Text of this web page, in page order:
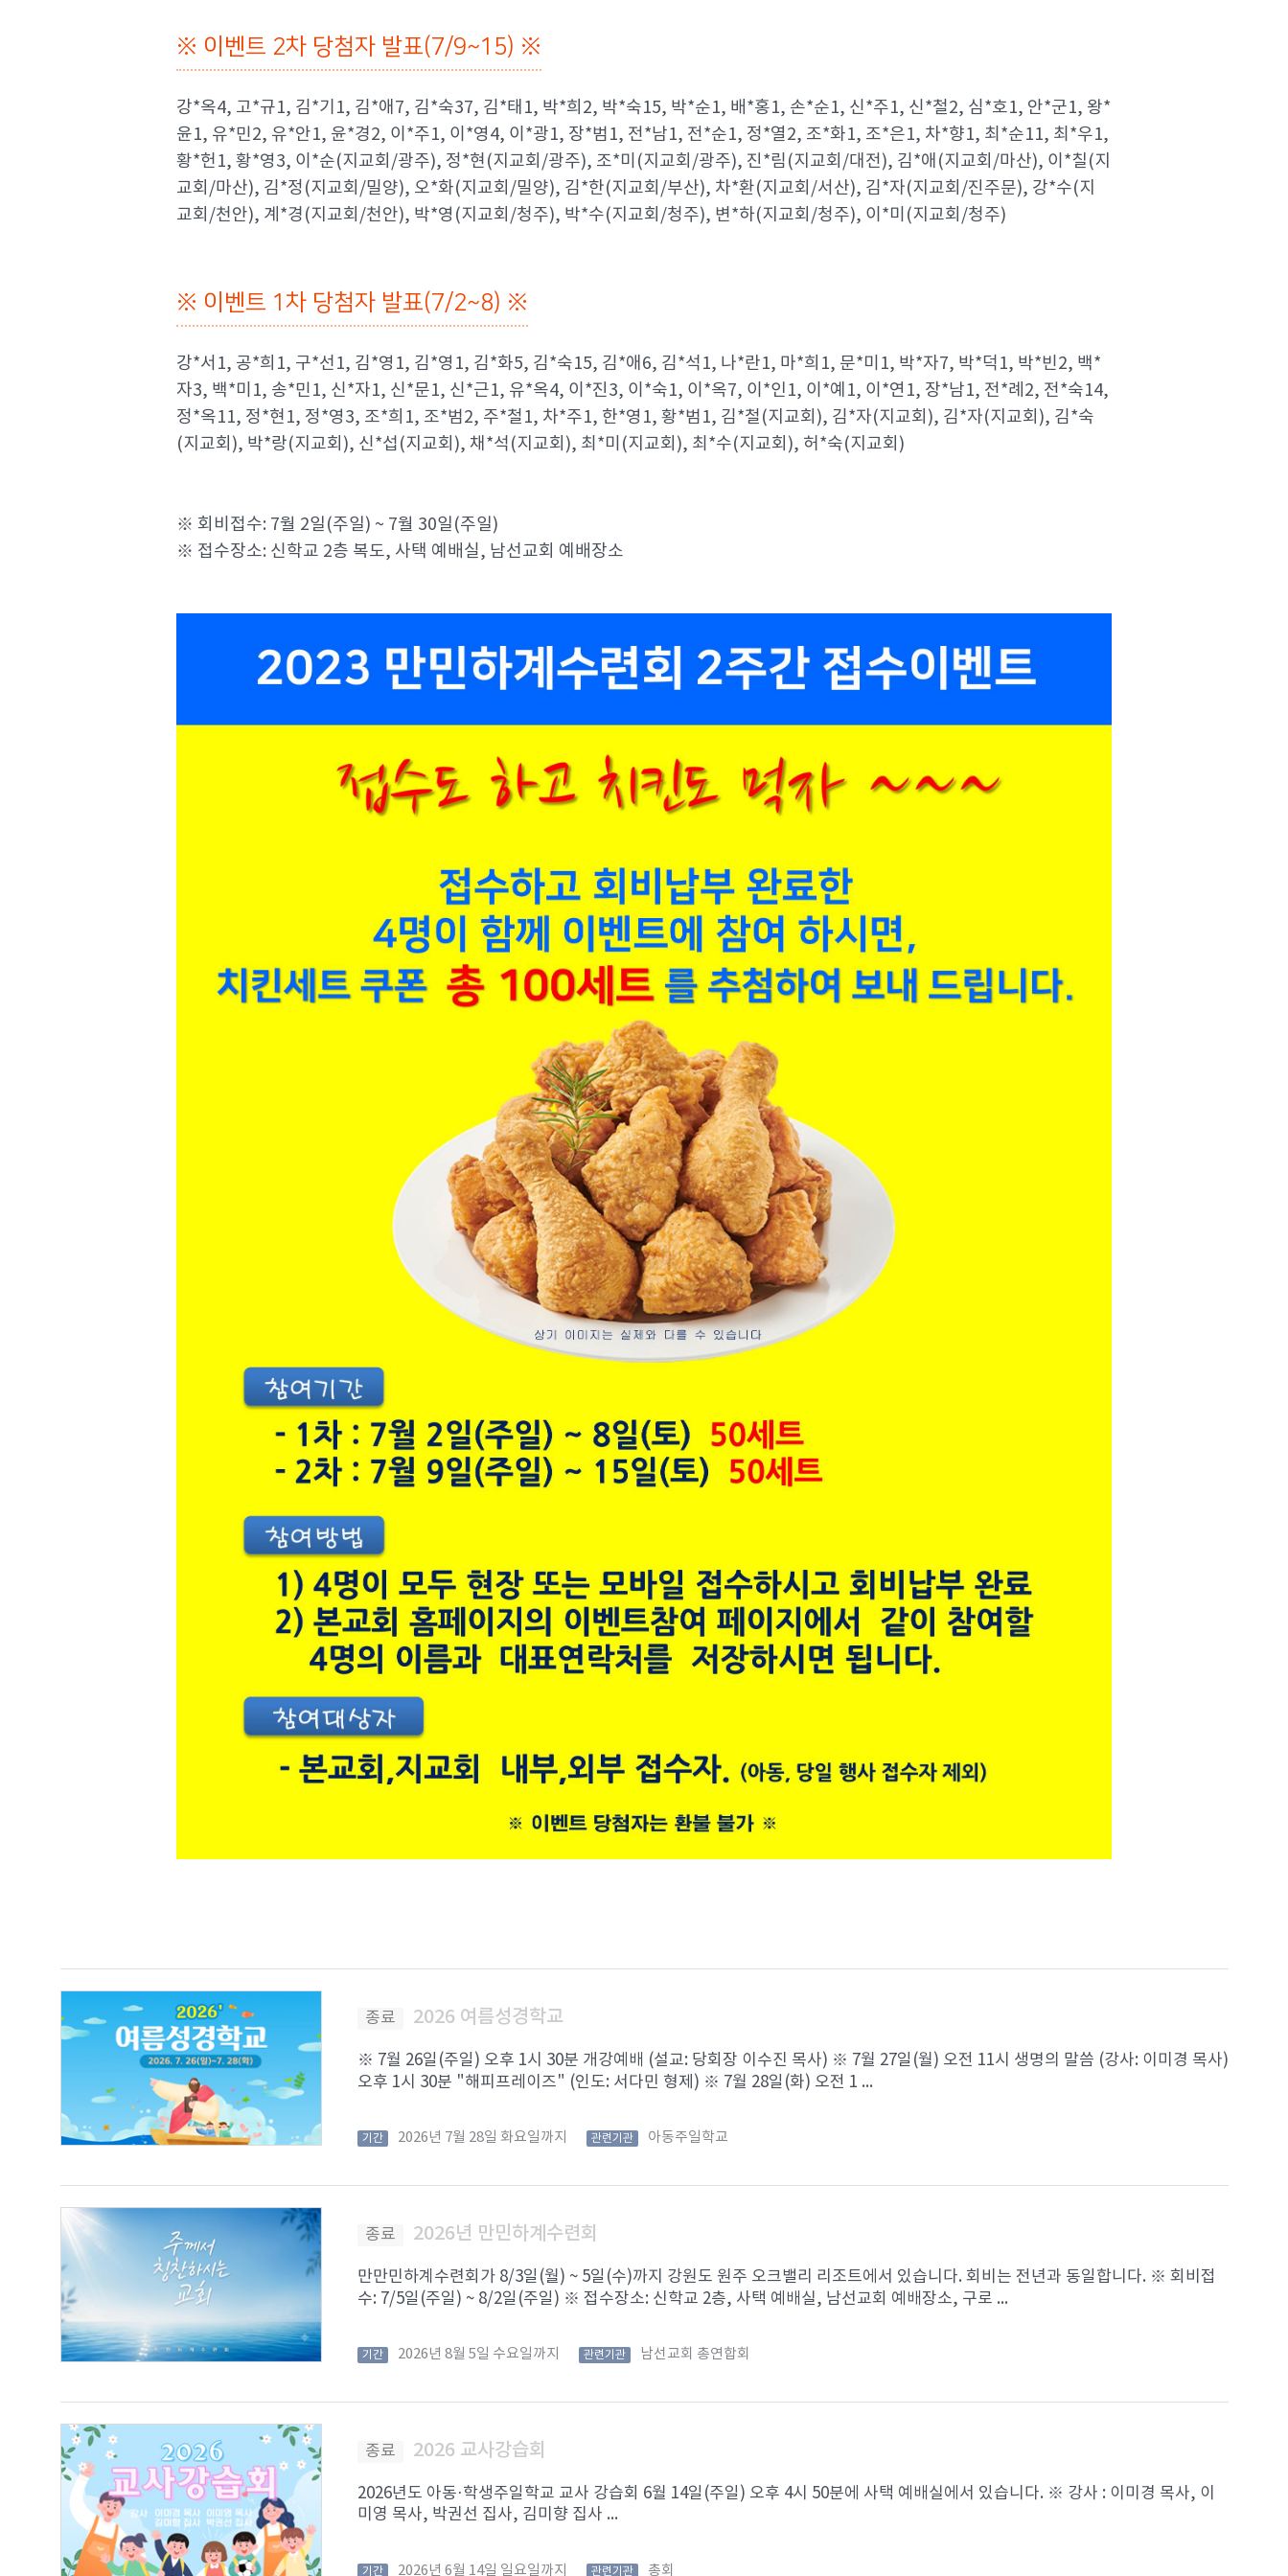
※ 이벤트 2차 당첨자 발표(7/9~15) ※
강*옥4, 고*규1, 김*기1, 김*애7, 김*숙37, 김*태1, 박*희2, 박*숙15, 박*순1, 배*홍1, 손*순1, 신*주1, 신*철2, 심*호1, 안*군1, 왕*
윤1, 유*민2, 유*안1, 윤*경2, 이*주1, 이*영4, 이*광1, 장*범1, 전*남1, 전*순1, 정*열2, 조*화1, 조*은1, 차*향1, 최*순11, 최*우1,
황*헌1, 황*영3, 이*순(지교회/광주), 정*현(지교회/광주), 조*미(지교회/광주), 진*림(지교회/대전), 김*애(지교회/마산), 이*칠(지
교회/마산), 김*정(지교회/밀양), 오*화(지교회/밀양), 김*한(지교회/부산), 차*환(지교회/서산), 김*자(지교회/진주문), 강*수(지
교회/천안), 계*경(지교회/천안), 박*영(지교회/청주), 박*수(지교회/청주), 변*하(지교회/청주), 이*미(지교회/청주)
※ 이벤트 1차 당첨자 발표(7/2~8) ※
강*서1, 공*희1, 구*선1, 김*영1, 김*영1, 김*화5, 김*숙15, 김*애6, 김*석1, 나*란1, 마*희1, 문*미1, 박*자7, 박*덕1, 박*빈2, 백*
자3, 백*미1, 송*민1, 신*자1, 신*문1, 신*근1, 유*옥4, 이*진3, 이*숙1, 이*옥7, 이*인1, 이*예1, 이*연1, 장*남1, 전*례2, 전*숙14,
정*옥11, 정*현1, 정*영3, 조*희1, 조*범2, 주*철1, 차*주1, 한*영1, 황*범1, 김*철(지교회), 김*자(지교회), 김*자(지교회), 김*숙
(지교회), 박*랑(지교회), 신*섭(지교회), 채*석(지교회), 최*미(지교회), 최*수(지교회), 허*숙(지교회)
※ 회비접수: 7월 2일(주일) ~ 7월 30일(주일)
※ 접수장소: 신학교 2층 복도, 사택 예배실, 남선교회 예배장소
종료 2026 여름성경학교
※ 7월 26일(주일) 오후 1시 30분 개강예배 (설교: 당회장 이수진 목사) ※ 7월 27일(월) 오전 11시 생명의 말씀 (강사: 이미경 목사)
오후 1시 30분 "해피프레이즈" (인도: 서다민 형제) ※ 7월 28일(화) 오전 1 ...
기간 2026년 7월 28일 화요일까지 관련기관 아동주일학교
종료 2026년 만민하계수련회
만만민하계수련회가 8/3일(월) ~ 5일(수)까지 강원도 원주 오크밸리 리조트에서 있습니다. 회비는 전년과 동일합니다. ※ 회비접
수: 7/5일(주일) ~ 8/2일(주일) ※ 접수장소: 신학교 2층, 사택 예배실, 남선교회 예배장소, 구로 ...
기간 2026년 8월 5일 수요일까지 관련기관 남선교회 총연합회
종료 2026 교사강습회
2026년도 아동·학생주일학교 교사 강습회 6월 14일(주일) 오후 4시 50분에 사택 예배실에서 있습니다. ※ 강사 : 이미경 목사, 이
미영 목사, 박권선 집사, 김미향 집사 ...
기간 2026년 6월 14일 일요일까지 관련기관 총회